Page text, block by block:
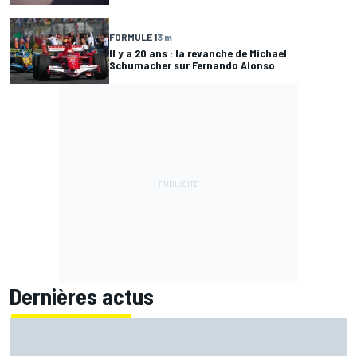
FORMULE 13 m
Il y a 20 ans : la revanche de Michael
Schumacher sur Fernando Alonso
Dernières actus